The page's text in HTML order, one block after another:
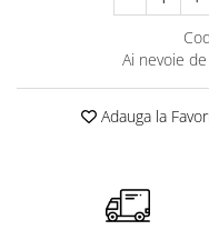
Ai nevoie
Adauga la